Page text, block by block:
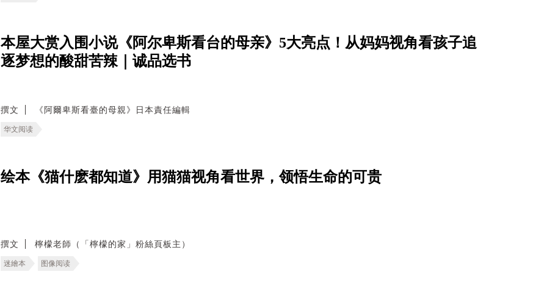
本屋大赏入围小说《阿尔卑斯看台的母亲》5大亮点！从妈妈视角看孩子追
逐梦想的酸甜苦辣｜诚品选书
撰文 《阿爾卑斯看臺的母親》日本責任編輯
华文阅读
绘本《猫什麽都知道》用猫猫视角看世界，领悟生命的可贵
撰文 檸檬老師（「檸檬的家」粉絲頁板主）
迷繪本 图像阅读